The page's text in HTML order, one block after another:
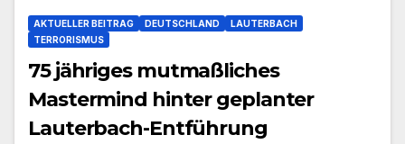
AKTUELLER BEITRAG DEUTSCHLAND
LAUTERBACH
TERRORISMUS
75 jähriges mutmaßliches
Mastermind hinter geplanter
Lauterbach-Entführung